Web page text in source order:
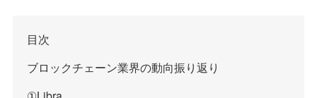
目次
ブロックチェーン業界の動向振り返り